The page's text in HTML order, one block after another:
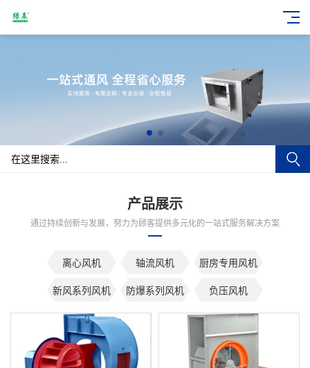
产品展示
通过持续创新与发展，努力为顾客提供多元化的一站式服务解决方案
离心风机 轴流风机
厨房专用风机
新风系列风机
防爆系列风机 负压风机